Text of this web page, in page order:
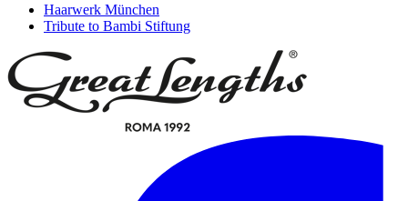
Haarwerk München
Tribute to Bambi Stiftung